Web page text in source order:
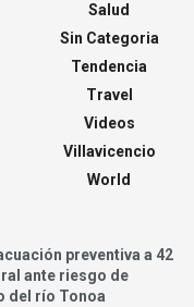
Salud
Sin Categoria
Tendencia
Travel
Videos
Villavicencio
World
preventiva a 42
ante riesgo de
del río Tonoa